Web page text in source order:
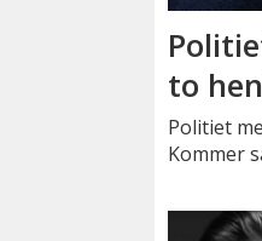
to
Politiet
Kommer